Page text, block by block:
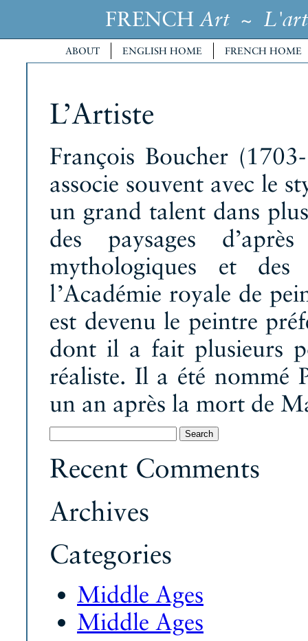
FRENCH Art~ L'art
ABOUT ENGLISH HOME FRENCH HOME
L’Artiste
François Boucher
associe souvent avec le
un grand talent dans
des paysages
mythologiques et
l’Académie royale de
est devenu le peintre
dont il a fait plusieurs
réaliste. Il a été nommé
un an après la mort de
for:
Recent Comments
Archives
Categories
Middle Ages
Middle Ages